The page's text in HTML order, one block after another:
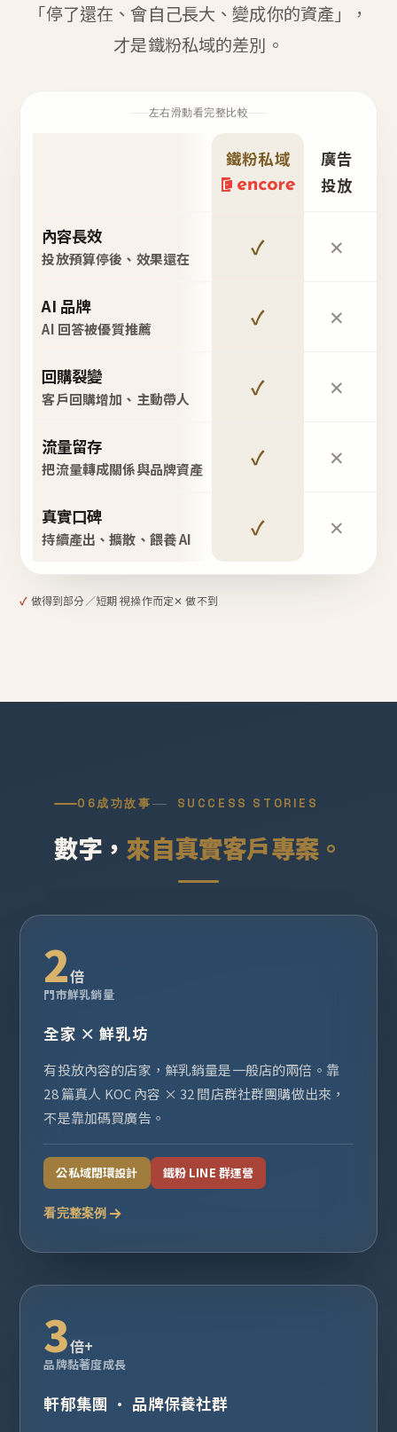
「停了還在、會自己長大、變成你的資產」，
才是鐵粉私域的差別。
左右滑動看完整比較
鐵粉私域
廣告
投放
內容長效
投放預算停後、效果還在 ✓ ✕
AI 品牌
AI 回答被優質推薦 ✓ ✕
回購裂變
客戶回購增加、主動帶人 ✓ ✕
流量留存
把流量轉成關係與品牌資產 ✓ ✕
真實口碑
持續產出、擴散、餵養 AI ✓ ✕
✓ 做得到部分／短期 視操作而定✕ 做不到
06成功故事 SUCCESS STORIES
數字， 來自真實客戶專案。
2倍
門市鮮乳銷量
全家 × 鮮乳坊
有投放內容的店家，鮮乳銷量是一般店的兩倍。靠
28 篇真人 KOC 內容 × 32 間店群社群團購做出來，
不是靠加碼買廣告。
公私域閉環設計 鐵粉 LINE 群運營
看完整案例
3倍+
品牌黏著度成長
軒郁集團 · 品牌保養社群